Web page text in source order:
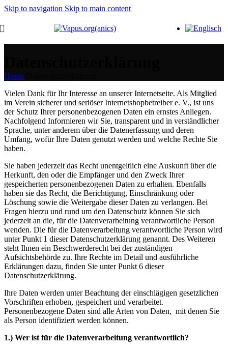
Skip to navigation Skip to main content
Home
Vielen Dank für Ihr Interesse an unserer Internetseite. Als Mitglied
im Verein sicherer und seriöser Internetshopbetreiber e. V., ist uns
der Schutz Ihrer personenbezogenen Daten ein ernstes Anliegen.
Nachfolgend Informieren wir Sie, transparent und in verständlicher
Sprache, unter anderem über die Datenerfassung und deren
Umfang, wofür Ihre Daten genutzt werden und welche Rechte Sie
haben.
Sie haben jederzeit das Recht unentgeltlich eine Auskunft über die
Herkunft, den oder die Empfänger und den Zweck Ihrer
gespeicherten personenbezogenen Daten zu erhalten. Ebenfalls
haben sie das Recht, die Berichtigung, Einschränkung oder
Löschung sowie die Weitergabe dieser Daten zu verlangen. Bei
Fragen hierzu und rund um den Datenschutz können Sie sich
jederzeit an die, für die Datenverarbeitung verantwortliche Person
wenden. Die für die Datenverarbeitung verantwortliche Person wird
unter Punkt 1 dieser Datenschutzerklärung genannt. Des Weiteren
steht Ihnen ein Beschwerderecht bei der zuständigen
Aufsichtsbehörde zu. Ihre Rechte im Detail und ausführliche
Erklärungen dazu, finden Sie unter Punkt 6 dieser
Datenschutzerklärung.
Ihre Daten werden unter Beachtung der einschlägigen gesetzlichen
Vorschriften erhoben, gespeichert und verarbeitet.
Personenbezogene Daten sind alle Arten von Daten, mit denen Sie
als Person identifiziert werden können.
1.) Wer ist für die Datenverarbeitung verantwortlich?